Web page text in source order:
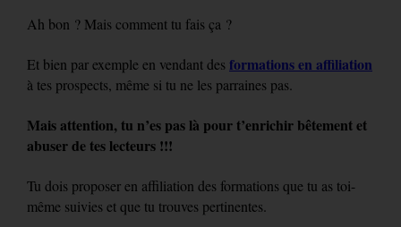
Ah bon ? Mais comment tu fais ça ?
Et bien par exemple en vendant desformations en affiliation
à tes prospects, même si tu ne les parraines pas.
Mais attention, tu n’es pas là pour t’enrichir bêtement et
abuser de tes lecteurs !!!
Tu dois proposer en affiliation des formations que tu as toi-
même suivies et que tu trouves pertinentes.